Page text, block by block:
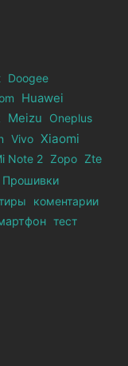
Doogee
Huawei
Meizu
Oneplus
Vivo Xiaomi
Note 2 Zopo Zte
Прошивки
коментарии
тест